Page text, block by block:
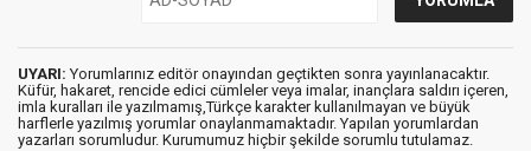
UYARI: Yorumlarınız editör onayından geçtikten sonra yayınlanacaktır.
Küfür, hakaret, rencide edici cümleler veya imalar, inançlara saldırı içeren,
imla kuralları ile yazılmamış,Türkçe karakter kullanılmayan ve büyük
harflerle yazılmış yorumlar onaylanmamaktadır. Yapılan yorumlardan
yazarları sorumludur. Kurumumuz hiçbir şekilde sorumlu tutulamaz.